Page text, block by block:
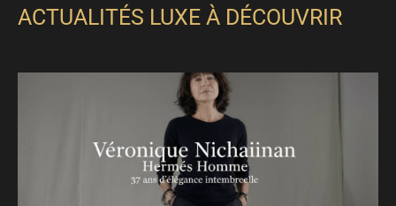
ACTUALITÉS LUXE À DÉCOUVRIR